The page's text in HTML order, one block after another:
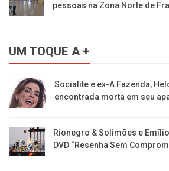
pessoas na Zona Norte de
UM TOQUE A +
Socialite e ex-A Fazenda,
encontrada morta em seu
Rionegro & Solimões e
DVD “Resenha Sem